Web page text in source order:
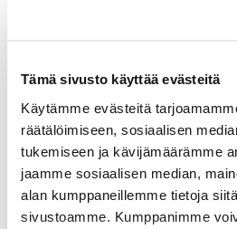
Tämä sivusto käyttää evästeitä
Käytämme evästeitä
räätälöimiseen, sosiaalisen
tukemiseen ja kävijämäärämme
jaamme sosiaalisen median,
alan kumppaneillemme tietoja
sivustoamme. Kumppanimme
pehmeällä nurmella? Koirat
Turvallisuus ennen kaikkea.
vaaratilanteeseen kentällä,
palloa lyöneen pelaajan.
Pidä koirasi kytkettynä.
Korjaa koirasi jäljet
Varmista aina ensin sopiiko
lähdössä on koira.
Lisää Wisegolf